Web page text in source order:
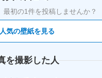
最初の1件を投稿しませんか？
気の壁紙を見る
を撮影した人